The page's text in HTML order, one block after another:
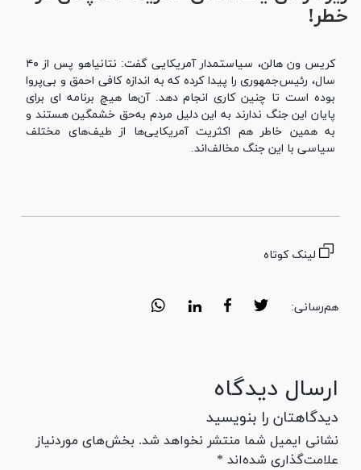
خطر!
کریس ون هالن، سیاستمدار آمریکایی گفت: نتانیاهو پس از ۴۰
سال، رئیس‌جمهوری را پیدا کرده که به اندازه کافی احمق و بی‌پروا
بوده است تا چنین کاری انجام دهد. آن‌ها هیچ برنامه ای برای
پایان این جنگ ندارند به این دلیل مردم به‌حق خشمگین هستند و
به همین خاطر هم اکثریت آمریکایی‌ها از طیف‌های مختلف
سیاسی با این جنگ مخالف‌اند.
لینک کوتاه
هم‌رسانی:
ارسال دیدگاه
دیدگاهتان را بنویسید
نشانی ایمیل شما منتشر نخواهد شد. بخش‌های موردنیاز
علامت‌گذاری شده‌اند *